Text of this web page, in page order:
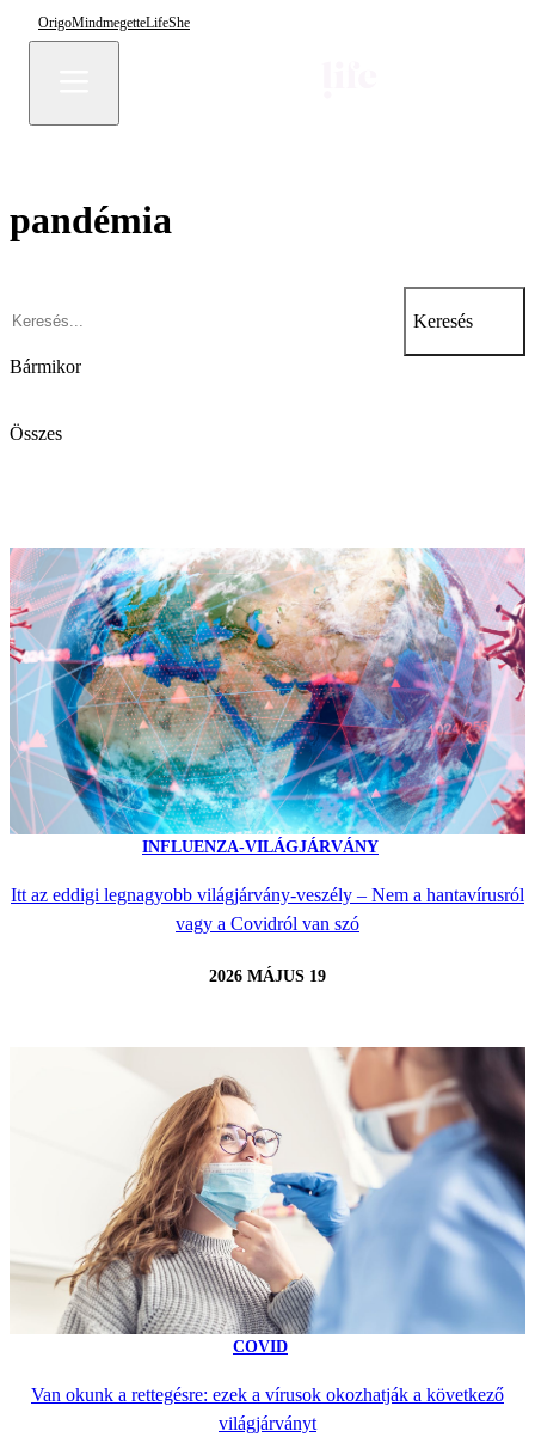
OrigoMindmegetteLifeShe
pandémia
Keresés
Bármikor
Összes
INFLUENZA-VILÁGJÁRVÁNY
Itt az eddigi legnagyobb világjárvány-veszély – Nem a hantavírusról
vagy a Covidról van szó
2026 MÁJUS 19
COVID
Van okunk a rettegésre: ezek a vírusok okozhatják a következő
világjárványt